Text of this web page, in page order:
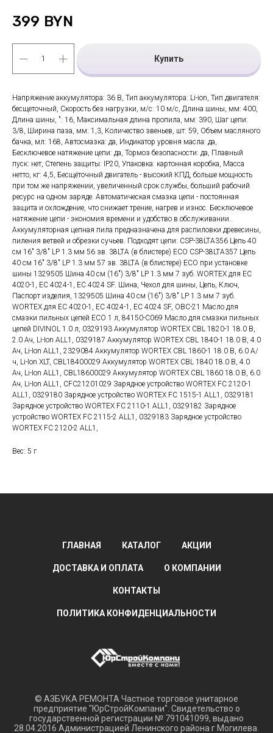
399 BYN
Купить
Напряжение аккумулятора: 36 В, Тип аккумулятора: Li-ion, Тип двигателя:
бесщеточный, Скорость без нагрузки, м/с: 10 м/с, Длина шины, мм: 400,
Длина шины, ": 16, Максимальная длина пропила, мм: 390, Шаг цепи:
3/8, Ширина паза, мм: 1,3, Количество звеньев, шт: 59, Объем масляного
бачка, мл: 168, Автосмазка: да, Индикатор уровня масла: да,
Бесключевое натяжение цепи: да, Тормоз безопасности: да, Плавный
пуск: нет, Степень защиты: IP20, Упаковка: картонная коробка, Масса
нетто, кг: 4,5, Бесщёточный двигатель - высокий КПД, больше мощность
при том же напряжении, увеличенный срок службы, больший рабочий
ресурс на одном заряде. Автоматическая смазка цепи - постоянная
защита и охлождение, что снижает трение, нагрев и износ. Бесключевое
натяжение цепи - экономия времени и удобство в обслуживании.
Аккумуляторная цепная пила предназначена для распиловки древесины,
пиления ветвей и обрезки сучьев. Подходят цепи: CSP-38LTA356 Цепь 40
см 16" 3/8" LP 1.3 мм 56 зв. 38LTA (в блистере) ECO CSP-38LTA357 Цепь
40 см 16" 3/8" LP 1.3 мм 57 зв. 38LTA (в блистере) ECO при установке
шины 1329505 Шина 40 см (16") 3/8" LP 1.3 мм 7 зуб. WORTEX для EC
4020-1, ЕС 4024-1, ЕС 4024 SF. Шина, Чехол для шины, Цепь, Ключ,
Паспорт изделия, 1329505 Шина 40 см (16") 3/8" LP 1.3 мм 7 зуб.
WORTEX для EC 4020-1, ЕС 4024-1, ЕС 4024 SF, OBC-21 Масло для
смазки пильных цепей ECO 1 л, 84150-C069 Масло для смазки пильных
цепей DIVINOL 1.0 л, 0329193 Аккумулятор WORTEX CBL 1820-1 18.0 В,
2.0 Ач, Li-Ion ALL1, 0329187 Аккумулятор WORTEX CBL 1840-1 18.0 В, 4.0
Ач, Li-Ion ALL1, 2329084 Аккумулятор WORTEX CBL 1860-1 18.0 В, 6.0 А/
ч, Li-Ion XLT, CBL18400029 Аккумулятор WORTEX CBL 1840 18.0 В, 4.0
Ач, Li-Ion ALL1, CBL18600029 Аккумулятор WORTEX CBL 1860 18.0 В, 6.0
Ач, Li-Ion ALL1, CFC21201029 Зарядное устройство WORTEX FC 2120-1
ALL1, 0329180 Зарядное устройство WORTEX FC 1515-1 ALL1, 0329181
Зарядное устройство WORTEX FC 2110-1 ALL1, 0329182 Зарядное
устройство WORTEX FC 2115-2 ALL1, 0329183 Зарядное устройство
WORTEX FC 2120-2 ALL1,
Вес: 5 г
ГЛАВНАЯ КАТАЛОГ АКЦИИ
ДОСТАВКА И ОПЛАТА О КОМПАНИИ
КОНТАКТЫ
ПОЛИТИКА КОНФИДЕНЦИАЛЬНОСТИ
© АЗБУКА РЕМОНТА Частное торговое унитарное
предприятие "ЮрСтройКомпани". Свидетельство о
государственной регистрации № 791041099, выдано
28.04.2016 Администрацией Ленинского района г Могилева.